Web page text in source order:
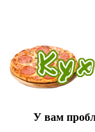
У вам